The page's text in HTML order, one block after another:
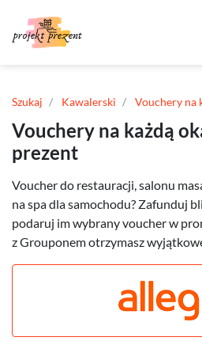
Szukaj Kawalerski Vouchery na
Vouchery na każdą
prezent
Voucher do restauracji, salonu
na spa dla samochodu? Zafunduj
podaruj im wybrany voucher w
z Grouponem otrzymasz